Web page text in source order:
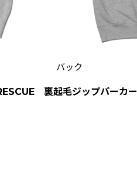
バック
裏起毛ジップパーカー